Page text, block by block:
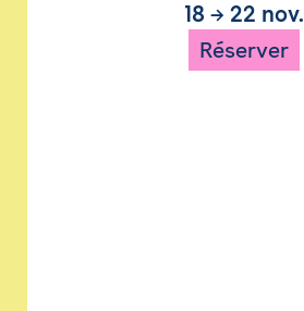
18 → 22 nov.
Réserver